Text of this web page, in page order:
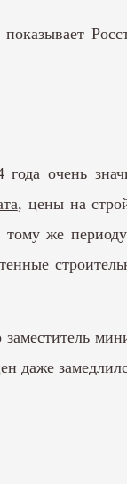
очень
, цены на
же
заместитель
даже